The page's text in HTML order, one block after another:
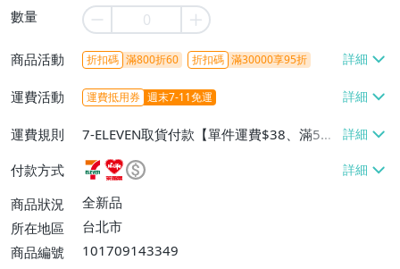
數量
商品活動 折扣碼 滿800折60 折扣碼 滿30000享95折
運費活動 運費抵用券 週末7-11免運
運費規則
7-ELEVEN取貨付款【單件運費$38、滿5件
或消費滿$1298免運費】、7-ELEVEN取貨
不付款【免運費】、萊爾富取貨付款【單件
運費$60、滿5件或消費滿$1298免運
費】、宅配/貨運【單件運費$120、滿5件
付款方式
商品狀況
全新品
所在地區
台北市
商品編號
101709143349